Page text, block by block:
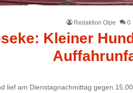
Redaktion Olpe 0
Kleiner
lief am Dienstagnachmittag gegen